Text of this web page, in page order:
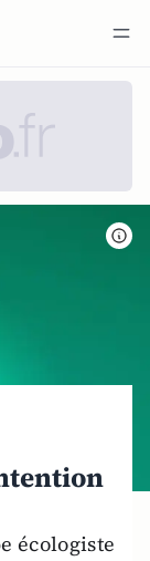
écologiste